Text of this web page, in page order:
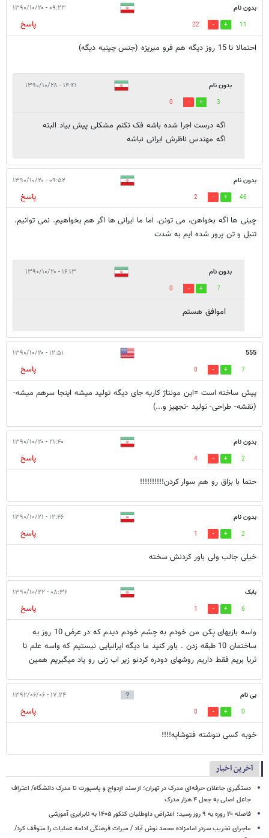
بدون نام ۰۹:۲۳ - ۱۳۹۰/۱۰/۲۰
11
22
پاسخ
احتمالا تا 15 روز دیگه هم فرو میریزه (جنس چینیه دیگه)
بدون نام ۱۴:۴۱ - ۱۳۹۰/۱۰/۲۸
3
0
اگه درست اجرا شده باشه فک نکنم مشکلی پیش بیاد البته
اگه مهندس ناظرش ایرانی نباشه
بدون نام ۰۹:۵۲ - ۱۳۹۰/۱۰/۲۰
46
2
پاسخ
چینی ها اگه بخواهن، می تونن. اما ما ایرانی ها اگر هم بخواهیم. نمی توانیم.
تنبل و تن پرور شده ایم به شدت
بدون نام ۱۶:۱۳ - ۱۳۹۰/۱۰/۲۰
7
0
lموافق هستم
555 ۱۲:۵۱ - ۱۳۹۰/۱۰/۲۰
7
0
پاسخ
پیش ساخته است =این مونتاژ کاریه جای دیگه تولید میشه اینجا سرهم میشه-
(نقشه- طراحی- تولید -تجهیز و...)
بدون نام ۲۱:۴۰ - ۱۳۹۰/۱۰/۲۰
2
4
پاسخ
حتما با بزاق رو هم سوار کردن!!!!!!!!!!
بدون نام ۱۲:۴۶ - ۱۳۹۰/۱۰/۲۱
2
1
پاسخ
خیلی جالب ولی باور کردنش سخته
بابک ۰۸:۳۶ - ۱۳۹۰/۱۰/۲۲
6
1
پاسخ
واسه بازیهای پکن من خودم به چشم خودم دیدم که در عرض 10 روز یه
ساختمان 10 طبقه زدن . باور کنید ما دیگه ایرانیایی نیستیم که واسه علم تا
ثریا بریم فقط داریم روشهای دودره کردنو زیر اب زنی رو یاد میگیریم همین
بی نام ۱۷:۲۴ - ۱۳۹۲/۰۶/۰۶
0
0
پاسخ
خوبه کسی ننوشته فتوشاپه!!!!
آخرین اخبار
دستگیری جاعلان حرفه‌ای مدرک در تهران؛ از سند ازدواج و پاسپورت تا مدرک دانشگاه/ اعتراف
جاعل اصلی به جعل ۴ هزار مدرک
فاصله ۲۰ روزه به ۹ روز رسید؛ اعتراض داوطلبان کنکور ۱۴۰۵ به نابرابری آموزشی
ماجرای تخریب سردر امامزاده محمد نوش ‌آباد / میراث فرهنگی ادامه عملیات را متوقف کرد/